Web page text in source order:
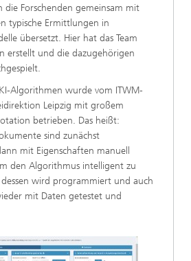
die Forschenden gemeinsam mit
typische Ermittlungen in
übersetzt. Hier hat das Team
erstellt und die dazugehörigen
Algorithmen wurde vom ITWM-
Leipzig mit großem
betrieben. Das heißt:
sind zunächst
mit Eigenschaften manuell
den Algorithmus intelligent zu
wird programmiert und auch
mit Daten getestet und